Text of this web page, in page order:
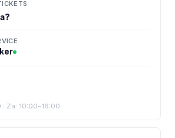
?
Za: 10:00–16:00